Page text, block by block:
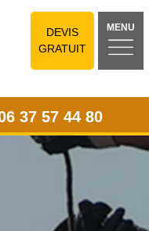
DEVIS
GRATUIT
MENU
37 57 44 80